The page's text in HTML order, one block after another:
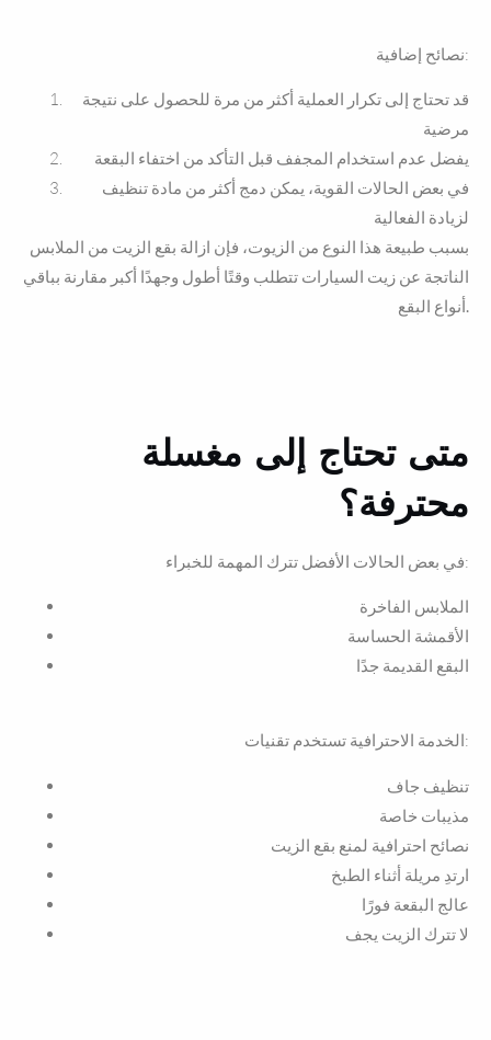
نصائح إضافية:
قد تحتاج إلى تكرار العملية أكثر من مرة للحصول على نتيجة
مرضية
يفضل عدم استخدام المجفف قبل التأكد من اختفاء البقعة
في بعض الحالات القوية، يمكن دمج أكثر من مادة تنظيف
لزيادة الفعالية
بسبب طبيعة هذا النوع من الزيوت، فإن ازالة بقع الزيت من الملابس
الناتجة عن زيت السيارات تتطلب وقتًا أطول وجهدًا أكبر مقارنة بباقي
أنواع البقع.
متى تحتاج إلى مغسلة
محترفة؟
في بعض الحالات الأفضل تترك المهمة للخبراء:
الملابس الفاخرة
الأقمشة الحساسة
البقع القديمة جدًا
الخدمة الاحترافية تستخدم تقنيات:
تنظيف جاف
مذيبات خاصة
نصائح احترافية لمنع بقع الزيت
ارتدِ مريلة أثناء الطبخ
عالج البقعة فورًا
لا تترك الزيت يجف